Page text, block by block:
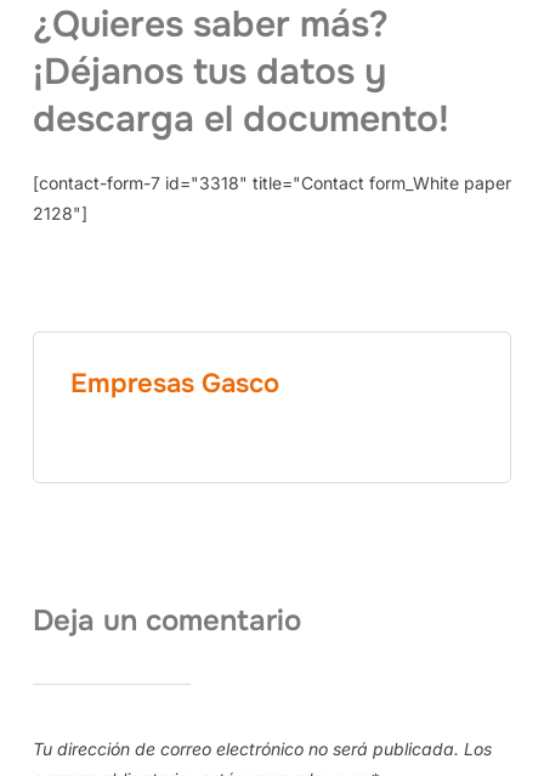
¿Quieres saber más?
¡Déjanos tus datos y
descarga el documento!
[contact-form-7 id="3318" title="Contact form_White paper
2128"]
Empresas Gasco
Deja un comentario
Tu dirección de correo electrónico no será publicada. Los